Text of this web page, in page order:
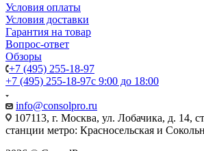
Условия оплаты
Условия доставки
Гарантия на товар
Вопрос-ответ
Обзоры
+7 (495) 255-18-97
+7 (495) 255-18-97с 9:00 до 18:00
info@consolpro.ru
107113, г. Москва, ул. Лобачика, д. 14,
станции метро: Красносельская и